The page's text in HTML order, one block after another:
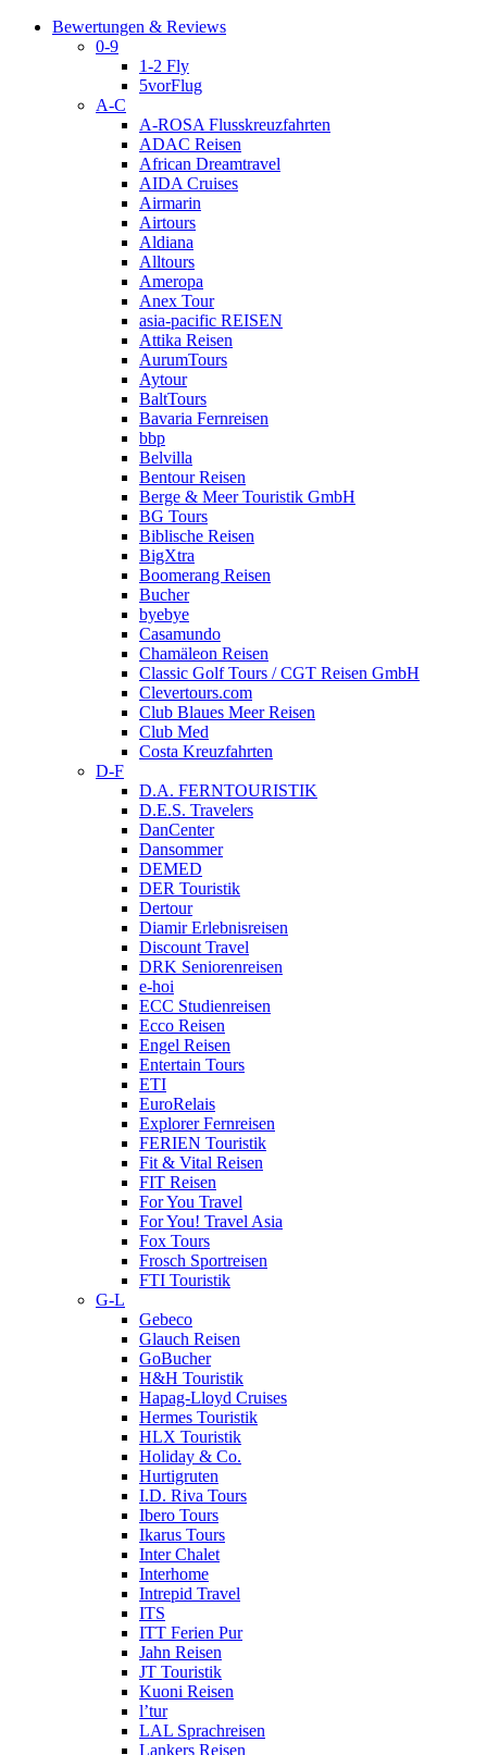
Bewertungen & Reviews
0-9
1-2 Fly
5vorFlug
A-C
A-ROSA Flusskreuzfahrten
ADAC Reisen
African Dreamtravel
AIDA Cruises
Airmarin
Airtours
Aldiana
Alltours
Ameropa
Anex Tour
asia-pacific REISEN
Attika Reisen
AurumTours
Aytour
BaltTours
Bavaria Fernreisen
bbp
Belvilla
Bentour Reisen
Berge & Meer Touristik GmbH
BG Tours
Biblische Reisen
BigXtra
Boomerang Reisen
Bucher
byebye
Casamundo
Chamäleon Reisen
Classic Golf Tours / CGT Reisen GmbH
Clevertours.com
Club Blaues Meer Reisen
Club Med
Costa Kreuzfahrten
D-F
D.A. FERNTOURISTIK
D.E.S. Travelers
DanCenter
Dansommer
DEMED
DER Touristik
Dertour
Diamir Erlebnisreisen
Discount Travel
DRK Seniorenreisen
e-hoi
ECC Studienreisen
Ecco Reisen
Engel Reisen
Entertain Tours
ETI
EuroRelais
Explorer Fernreisen
FERIEN Touristik
Fit & Vital Reisen
FIT Reisen
For You Travel
For You! Travel Asia
Fox Tours
Frosch Sportreisen
FTI Touristik
G-L
Gebeco
Glauch Reisen
GoBucher
H&H Touristik
Hapag-Lloyd Cruises
Hermes Touristik
HLX Touristik
Holiday & Co.
Hurtigruten
I.D. Riva Tours
Ibero Tours
Ikarus Tours
Inter Chalet
Interhome
Intrepid Travel
ITS
ITT Ferien Pur
Jahn Reisen
JT Touristik
Kuoni Reisen
l’tur
LAL Sprachreisen
Lankers Reisen